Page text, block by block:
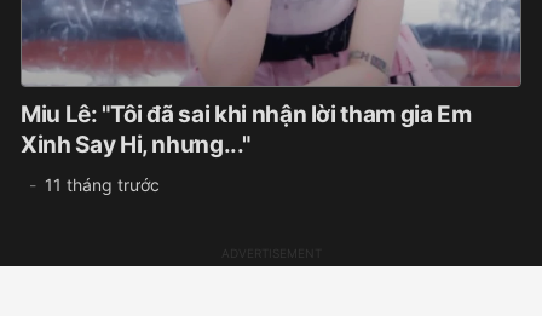
Miu Lê: "Tôi đã sai khi nhận lời tham gia Em
Xinh Say Hi, nhưng..."
11 tháng trước